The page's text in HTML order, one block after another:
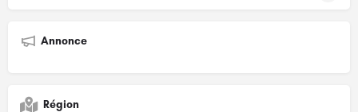
Annonce
Région